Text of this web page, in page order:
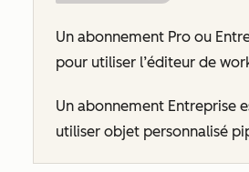
Un abonnement Pro ou
pour utiliser l’éditeur de
Un abonnement Entreprise
utiliser objet personnalisé